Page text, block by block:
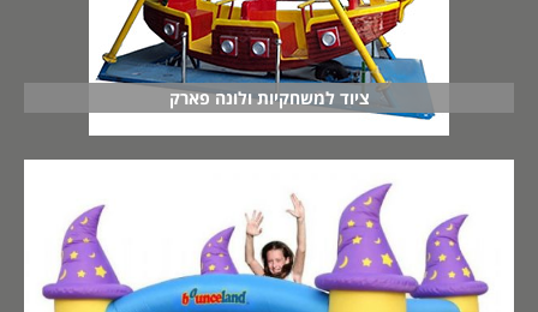
ציוד למשחקיות ולונה פארק